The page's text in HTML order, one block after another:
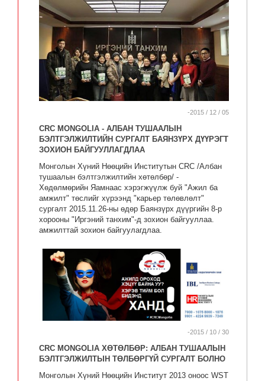
-2015 / 12 / 05
CRC MONGOLIA - АЛБАН ТУШААЛЫН
БЭЛТГЭЛЖИЛТИЙН СУРГАЛТ БАЯНЗҮРХ ДҮҮРЭГТ
ЗОХИОН БАЙГУУЛЛАГДЛАА
Монголын Хүний Нөөцийн Институтын CRC /Албан
тушаалын бэлтгэлжилтийн хөтөлбөр/ -
Хөдөлмөрийн Яамнаас хэрэгжүүлж буй "Ажил ба
амжилт" төслийг хүрээнд "карьер төлөвлөлт"
сургалт 2015.11.26-ны өдөр Баянзүрх дүүргийн 8-р
хорооны "Иргэний танхим"-д зохион байгууллаа.
амжилттай зохион байгуулагдлаа.
-2015 / 10 / 30
CRC MONGOLIA ХӨТӨЛБӨР: АЛБАН ТУШААЛЫН
БЭЛТГЭЛЖИЛТЫН ТӨЛБӨРГҮЙ СУРГАЛТ БОЛНО
Монголын Хүний Нөөцийн Институт 2013 оноос WST